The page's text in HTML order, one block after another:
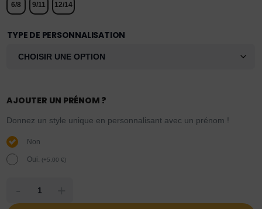
6/8 9/11 12/14
TYPE DE PERSONNALISATION
AJOUTER UN PRÉNOM ?
Donnez un style unique en personnalisant avec un prénom !
Non
Oui. (+5,00€)